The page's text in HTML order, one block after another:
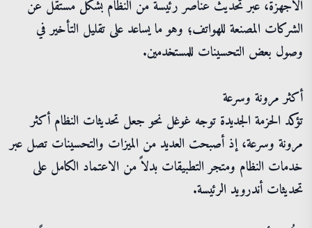
الأجهزة، عبر تحديث عناصر رئيسة من النظام بشكل مستقل عن
الشركات المصنعة للهواتف؛ وهو ما يساعد على تقليل التأخير في
وصول بعض التحسينات للمستخدمين.
أكثر مرونة وسرعة
تؤكد الحزمة الجديدة توجه غوغل نحو جعل تحديثات النظام أكثر
مرونة وسرعة، إذ أصبحت العديد من الميزات والتحسينات تصل عبر
خدمات النظام ومتجر التطبيقات بدلاً من الاعتماد الكامل على
تحديثات أندرويد الرئيسة.